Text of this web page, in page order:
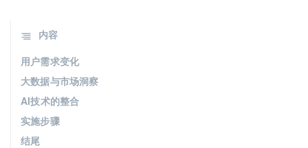
内容
用户需求变化
大数据与市场洞察
AI技术的整合
实施步骤
结尾